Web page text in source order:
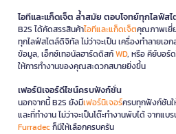
ไอทีและแก็ดเจ็ต ล้ำสมัย ตอบโจทย์ทุกไลฟ์ส
B2S ได้คัดสรรสินค้าไอทีและแก็ดเจ็ตคุณภาพเยี่
ทุกไลฟ์สไตล์ดิจิทัล ไม่ว่าจะเป็น เครื่องทำลายเอก
ข้อมูล, เอ็กซ์เทอนัลฮาร์ดดิสก์WD, หรือ คีย์บอร์ด
ให้การทำงานของคุณสะดวกสบายยิ่งขึ้น
เฟอร์นิเจอร์ดีไซน์ครบฟังก์ชั่น
นอกจากนี้ B2S ยังมีเฟอร์นิเจอร์ครบทุกฟังก์ชัน
และที่ทำงาน ไม่ว่าจะเป็นโต๊ะทำงานพับได้ จากแบ
Furradecก็มีให้เลือกครบครัน